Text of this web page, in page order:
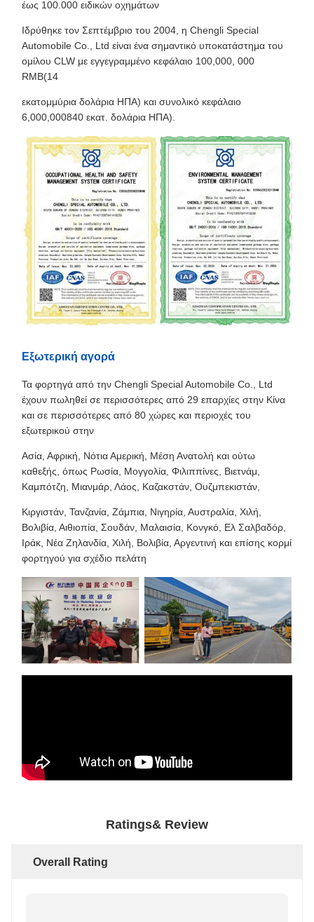
έως 100.000 ειδικών οχημάτων
Ιδρύθηκε τον Σεπτέμβριο του 2004, η Chengli Special
Automobile Co., Ltd είναι ένα σημαντικό υποκατάστημα του
ομίλου CLW με εγγεγραμμένο κεφάλαιο 100,000, 000
RMB(14
εκατομμύρια δολάρια ΗΠΑ) και συνολικό κεφάλαιο
6,000,000840 εκατ. δολάρια ΗΠΑ).
Εξωτερική αγορά
Τα φορτηγά από την Chengli Special Automobile Co., Ltd
έχουν πωληθεί σε περισσότερες από 29 επαρχίες στην Κίνα
και σε περισσότερες από 80 χώρες και περιοχές του
εξωτερικού στην
Ασία, Αφρική, Νότια Αμερική, Μέση Ανατολή και ούτω
καθεξής, όπως Ρωσία, Μογγολία, Φιλιππίνες, Βιετνάμ,
Καμπότζη, Μιανμάρ, Λάος, Καζακστάν, Ουζμπεκιστάν,
Κιργιστάν, Τανζανία, Ζάμπια, Νιγηρία, Αυστραλία, Χιλή,
Βολιβία, Αιθιοπία, Σουδάν, Μαλαισία, Κονγκό, Ελ Σαλβαδόρ,
Ιράκ, Νέα Ζηλανδία, Χιλή, Βολιβία, Αργεντινή και επίσης κορμί
φορτηγού για σχέδιο πελάτη
Ratings& Review
Overall Rating